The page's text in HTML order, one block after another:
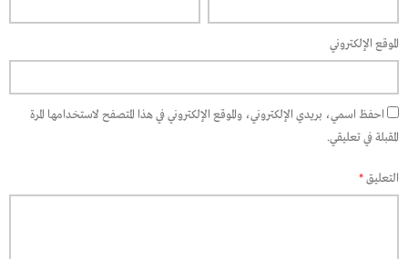
الموقع الإلكتروني
احفظ اسمي، بريدي الإلكتروني، والموقع الإلكتروني في هذا المتصفح لاستخدامها المرة
المقبلة في تعليقي.
التعليق*